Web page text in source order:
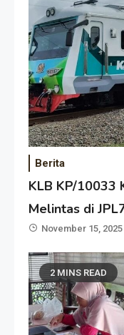
Berita
KLB KP/10033
Melintas di
November 15, 2025
2 MINS READ